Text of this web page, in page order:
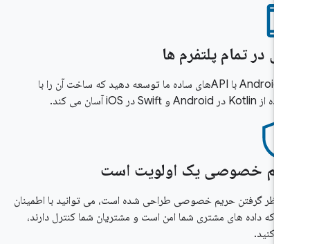
در تمام پلتفرم ها
برای Android با APIهای ساده ما توسعه دهید که ساخت آن را با
خصوصی یک اولویت است
نظر گرفتن حریم خصوصی طراحی شده است، می توانید با اطمینان
که داده های مشتری شما امن است و مشتریان شما کنترل دارند،